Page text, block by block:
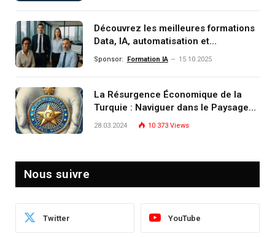
Découvrez les meilleures formations
Data, IA, automatisation et
investissement (gestion de
Sponsor: Formation IA 15.10.2025
La Résurgence Économique de la
Turquie : Naviguer dans le Paysage
Post-Crise
28.03.2024 10 373 Views
Nous suivre
Twitter YouTube